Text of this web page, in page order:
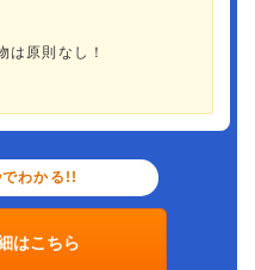
は原則なし！
わかる!!
はこちら